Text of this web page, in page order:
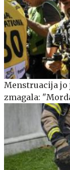
Menstruacija jo
zmagala: